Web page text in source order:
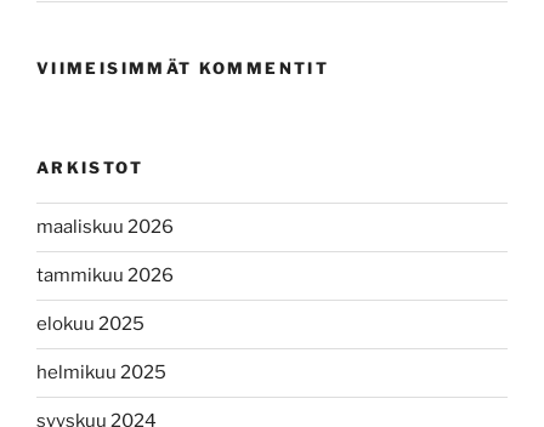
VIIMEISIMMÄT KOMMENTIT
ARKISTOT
maaliskuu 2026
tammikuu 2026
elokuu 2025
helmikuu 2025
syyskuu 2024